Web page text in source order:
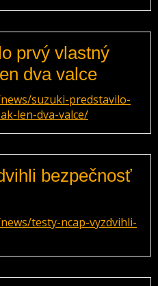
prvý vlastný
dva valce
suzuki-predstavilo-
len-dva-valce/
bezpečnosť
testy-ncap-vyzdvihli-